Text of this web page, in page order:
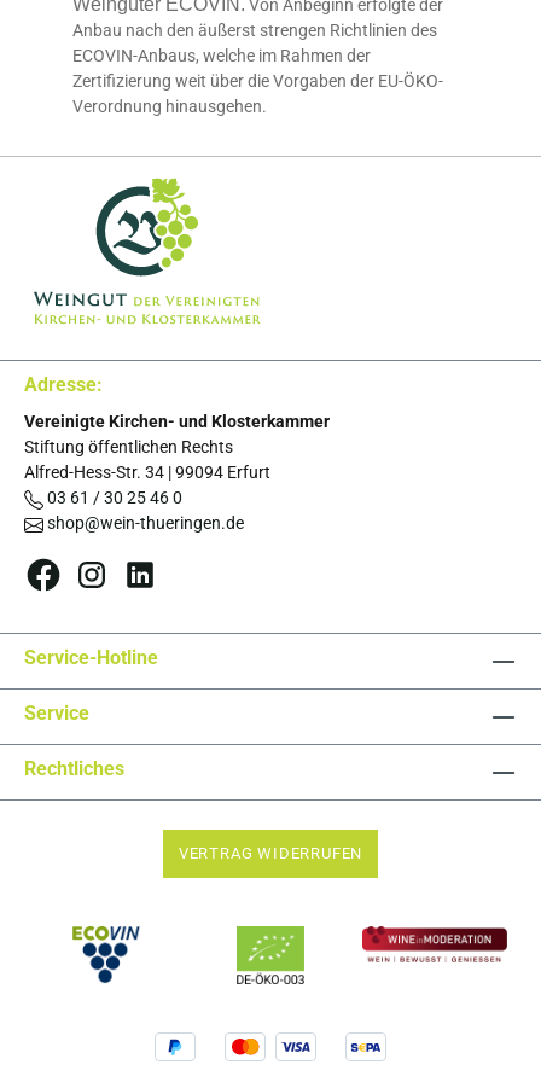
Weingüter ECOVIN. Von Anbeginn erfolgte der
Anbau nach den äußerst strengen Richtlinien des
ECOVIN-Anbaus, welche im Rahmen der
Zertifizierung weit über die Vorgaben der EU-ÖKO-
Verordnung hinausgehen.
Adresse:
Vereinigte Kirchen- und Klosterkammer
Stiftung öffentlichen Rechts
Alfred-Hess-Str. 34 |99094 Erfurt
03 61 / 30 25 46 0
shop@wein-thueringen.de
Service-Hotline
Service
Rechtliches
VERTRAG WIDERRUFEN